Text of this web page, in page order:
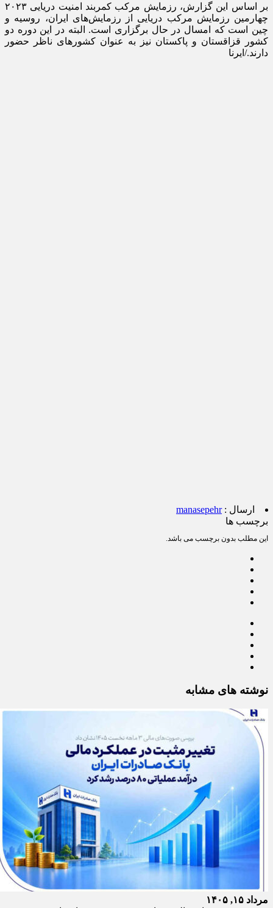
بر اساس این گزارش، رزمایش مرکب کمربند امنیت دریایی ۲۰۲۳
چهارمین رزمایش مرکب دریایی از رزمایش‌های ایران، روسیه و
چین است که امسال در حال برگزاری است. البته در این دوره دو
کشور قزاقستان و پاکستان نیز به عنوان کشورهای ناظر حضور
دارند./ایرنا
ارسال :manasepehr
برچسب ها
این مطلب بدون برچسب می باشد.
نوشته های مشابه
مرداد ۱۵, ۱۴۰۵